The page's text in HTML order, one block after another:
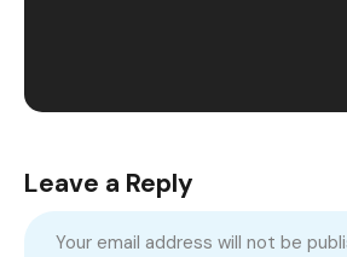
Leave a Reply
Your email address will not be